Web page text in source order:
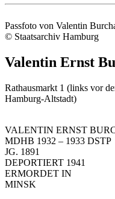
Passfoto von Valentin
© Staatsarchiv Hamburg
Valentin Ernst
Rathausmarkt 1 (links vor
Hamburg-Altstadt)
VALENTIN ERNST
MDHB 1932 – 1933 DSTP
JG. 1891
DEPORTIERT 1941
ERMORDET IN
MINSK